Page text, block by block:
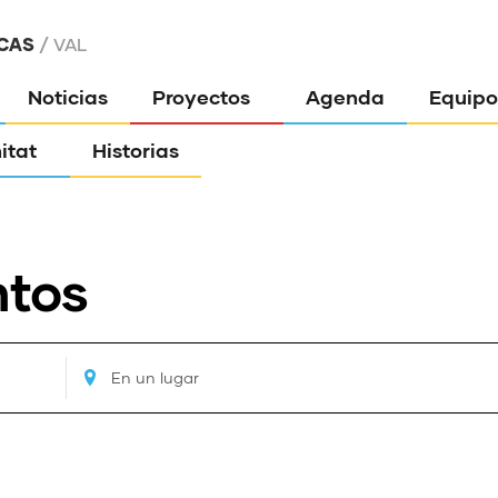
VAL
Noticias Proyectos Agenda
Historias
Ingresa
Ubicación.
Busca
Eventos